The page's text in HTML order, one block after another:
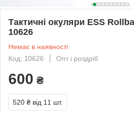
Тактичні окуляри ESS
10626
Немає в наявності
Код: 10626
Опт і роздріб
600 ₴
520 ₴ від 11 шт.